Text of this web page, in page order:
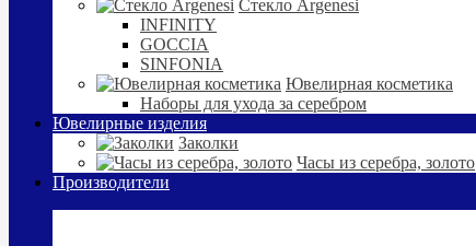
Стекло Argenesi
INFINITY
GOCCIA
SINFONIA
Ювелирная косметика
Наборы для ухода за серебром
Ювелирные изделия
Заколки
Часы из серебра, золото
Производители